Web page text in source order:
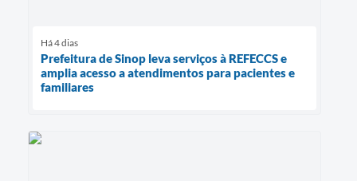
Há 4 dias
Prefeitura de Sinop leva serviços à REFECCS e
amplia acesso a atendimentos para pacientes e
familiares